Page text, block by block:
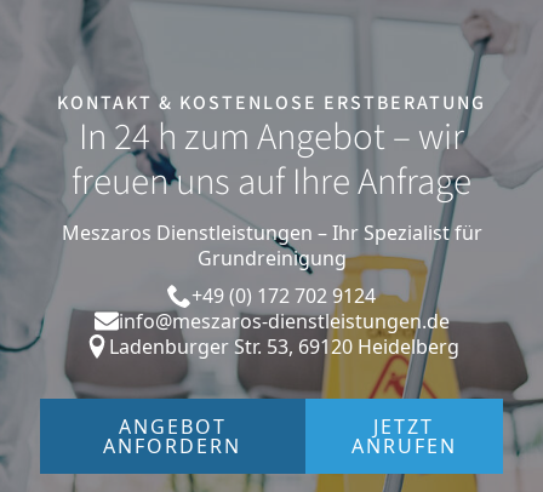
KONTAKT & KOSTENLOSE ERSTBERATUNG
In 24 h zum Angebot – wir
freuen uns auf Ihre Anfrage
Meszaros Dienstleistungen – Ihr Spezialist für
Grundreinigung
+49 (0) 172 702 9124
info@meszaros-dienstleistungen.de
Ladenburger Str. 53, 69120 Heidelberg
ANGEBOT
ANFORDERN
JETZT
ANRUFEN